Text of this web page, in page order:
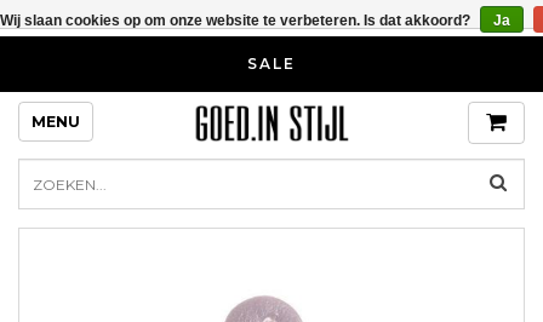
SALE
MENU
Wij slaan cookies op om onze website te verbeteren. Is dat akkoord? Ja